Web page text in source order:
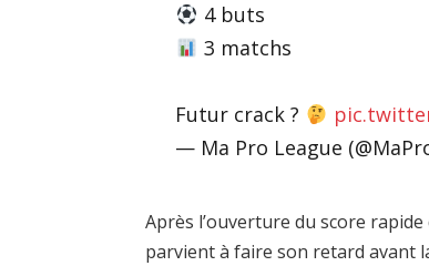
4 buts
3 matchs
Futur crack ?
— Ma Pro League
Après l’ouverture du score
parvient à faire son retard avant